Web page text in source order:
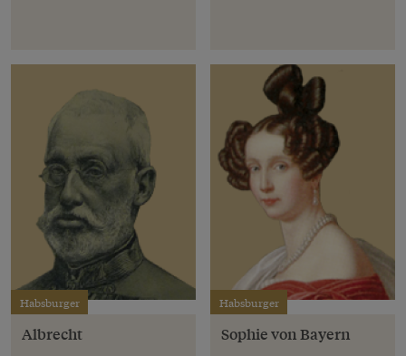
Habsburger
Albrecht
Habsburger
Sophie von Bayern